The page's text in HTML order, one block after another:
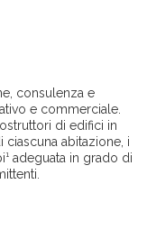
consulenza e
e commerciale.
di edifici in
abitazione, i
adeguata in grado di